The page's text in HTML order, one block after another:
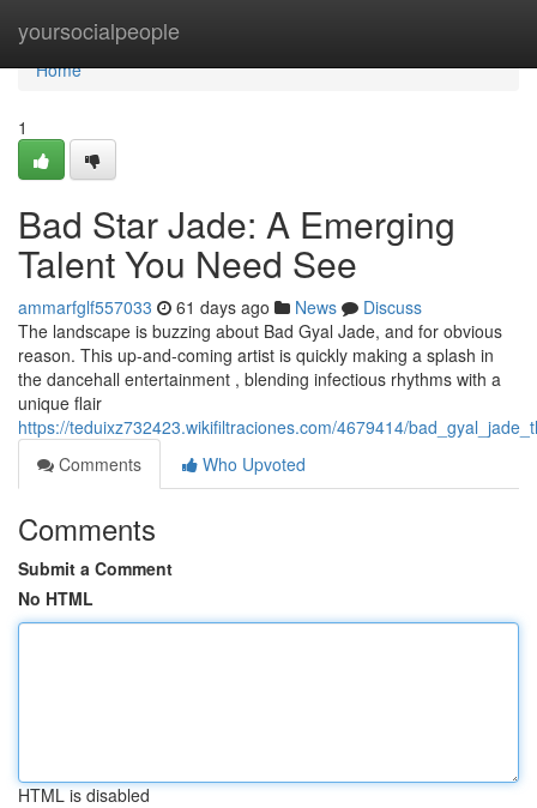
yoursocialpeople
Home
Home
1
Bad Star Jade: A Emerging
Talent You Need See
ammarfglf557033 61 days ago News
Discuss
The landscape is buzzing about Bad Gyal Jade, and for obvious
reason. This up-and-coming artist is quickly making a splash in
the dancehall entertainment , blending infectious rhythms with a
unique flair
https://teduixz732423.wikifiltraciones.com/4679414/
Comments
Who Upvoted
Comments
Submit a Comment
No HTML
HTML is disabled